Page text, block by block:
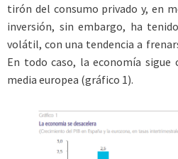
tirón del consumo privado y, en
inversión, sin embargo, ha
volátil, con una tendencia a
En todo caso, la economía sigue
media europea (gráfico 1).